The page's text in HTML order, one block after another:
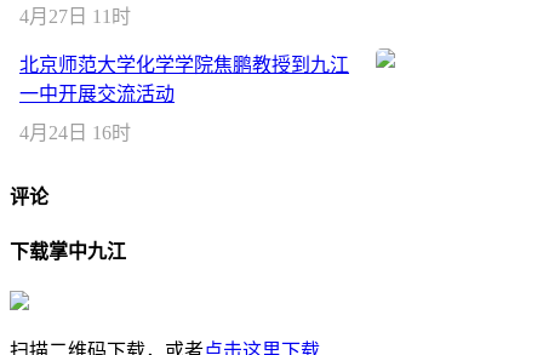
4月27日 11时
北京师范大学化学学院焦鹏教授到九江
一中开展交流活动
4月24日 16时
评论
下载掌中九江
扫描二维码下载，或者点击这里下载